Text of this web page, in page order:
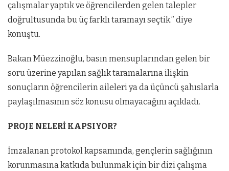
çalışmalar yaptık ve öğrencilerden gelen talepler
doğrultusunda bu üç farklı taramayı seçtik.” diye
konuştu.
Bakan Müezzinoğlu, basın mensuplarından gelen bir
soru üzerine yapılan sağlık taramalarına ilişkin
sonuçların öğrencilerin aileleri ya da üçüncü şahıslarla
paylaşılmasının söz konusu olmayacağını açıkladı.
PROJE NELERİ KAPSIYOR?
İmzalanan protokol kapsamında, gençlerin sağlığının
korunmasına katkıda bulunmak için bir dizi çalışma